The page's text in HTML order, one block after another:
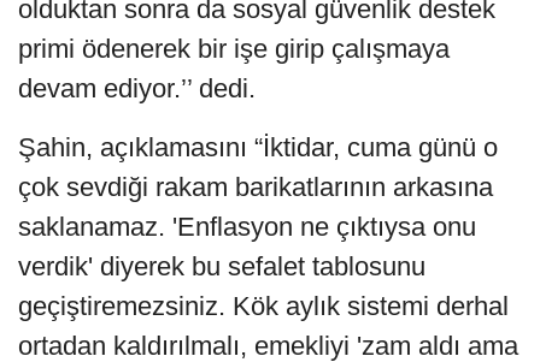
olduktan sonra da sosyal güvenlik destek
primi ödenerek bir işe girip çalışmaya
devam ediyor.’’ dedi.
Şahin, açıklamasını “İktidar, cuma günü o
çok sevdiği rakam barikatlarının arkasına
saklanamaz. 'Enflasyon ne çıktıysa onu
verdik' diyerek bu sefalet tablosunu
geçiştiremezsiniz. Kök aylık sistemi derhal
ortadan kaldırılmalı, emekliyi 'zam aldı ama